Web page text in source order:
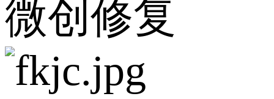
微创修复